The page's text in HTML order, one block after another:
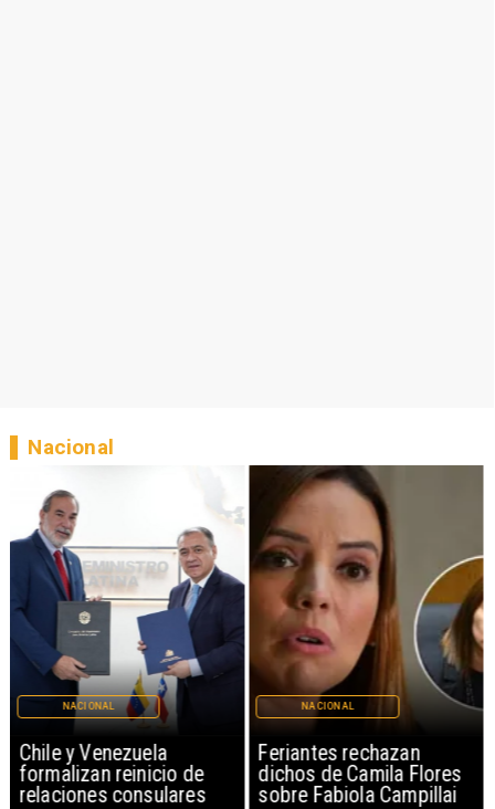
Chile y Venezuela
formalizan reinicio de
relaciones consulares
NACIONAL
Feriantes rechazan
dichos de Camila Flores
sobre Fabiola Campillai
NACIONAL
Nacional